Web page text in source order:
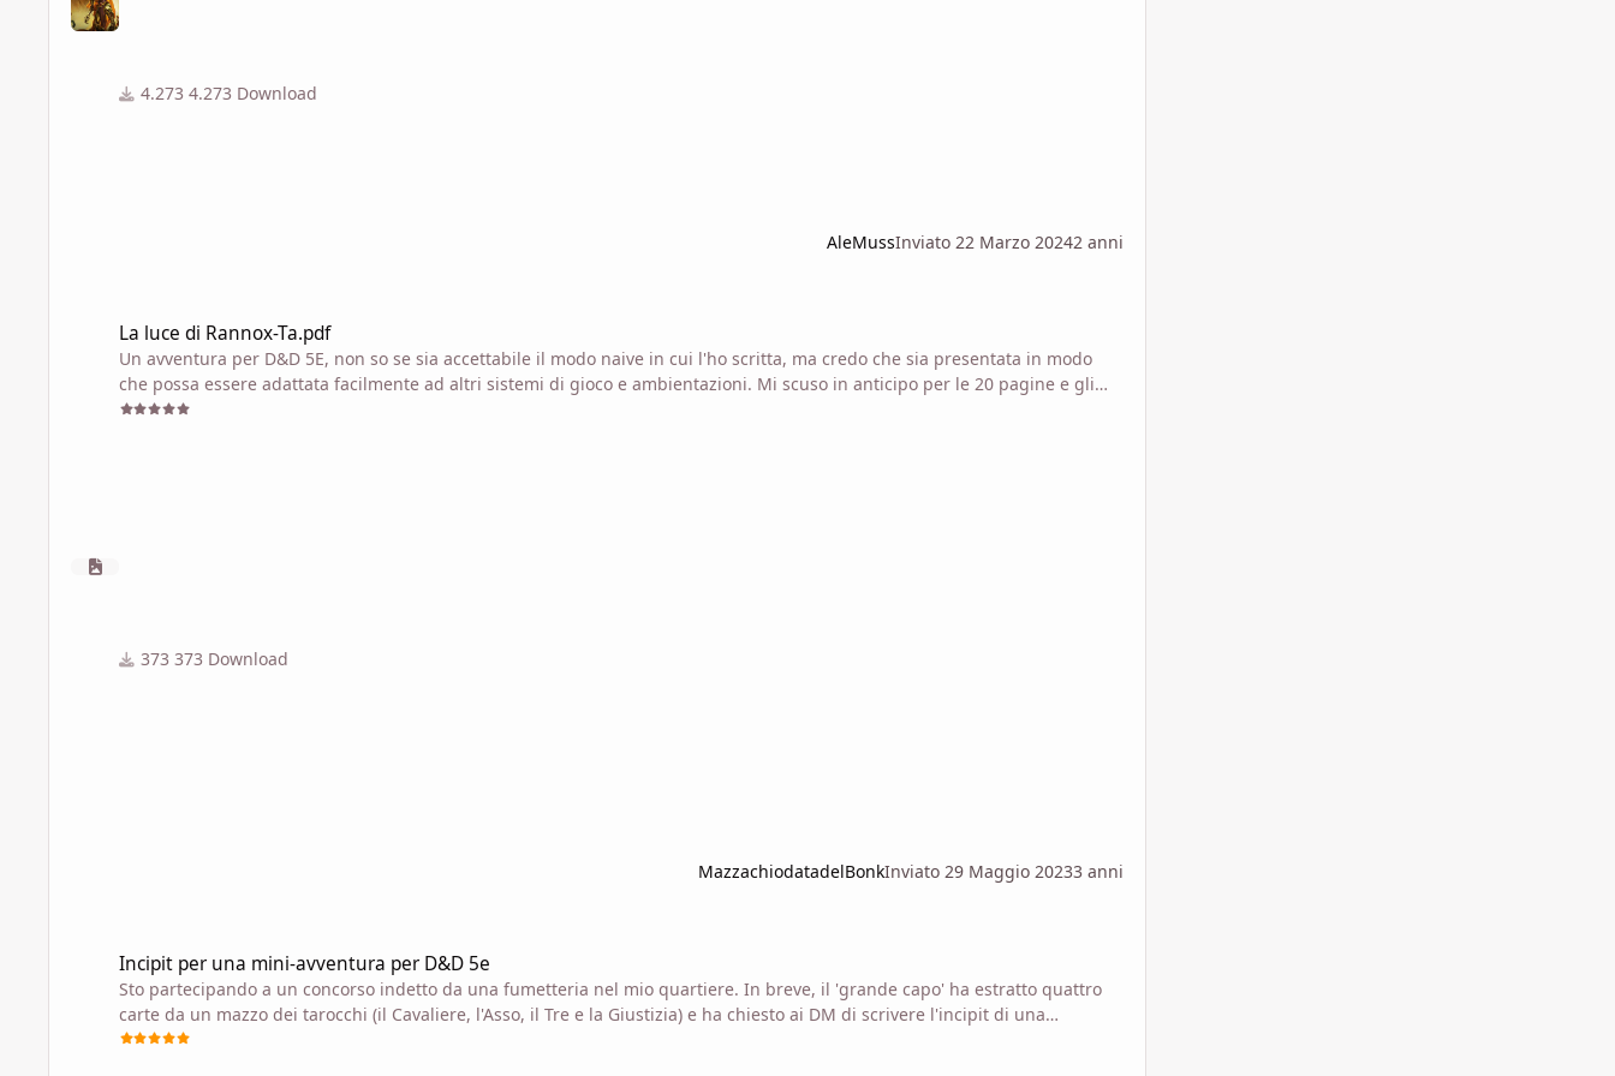
4.273 Download
AleMussInviato 22 Marzo 20242 anni
La luce di Rannox-Ta.pdf
Un avventura per D&D 5E, non so se sia accettabile il modo naive in cui l'ho scritta, ma credo che sia presentata in modo
che possa essere adattata facilmente ad altri sistemi di gioco e ambientazioni. Mi scuso in anticipo per le 20 pagine e gli
eventuali errori.
373 Download
MazzachiodatadelBonkInviato 29 Maggio 20233 anni
Incipit per una mini-avventura per D&D 5e
Sto partecipando a un concorso indetto da una fumetteria nel mio quartiere. In breve, il 'grande capo' ha estratto quattro
carte da un mazzo dei tarocchi (il Cavaliere, l'Asso, il Tre e la Giustizia) e ha chiesto ai DM di scrivere l'incipit di una
campagna utilizzando questi concetti.